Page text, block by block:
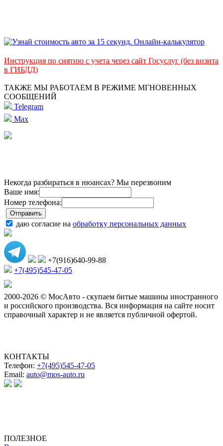
Инструкция по снятию с учета через сайт Госуслуг (без визита
в ГИБДД)
ТАКЖЕ МЫ РАБОТАЕМ В РЕЖИМЕ МГНОВЕННЫХ
СООБЩЕНИЙ
Telegram
Max
Некогда разбираться в нюансах? Мы перезвоним
Ваше имя:
Номер телефона:
даю согласие на обработку персональных данных
+7(916)640-99-88
+7(495)545-47-05
2000-2026 © МосАвто - скупаем битые машины иностранного
и российского производства. Вся информация на сайте носит
справочный характер и не является публичной офертой.
КОНТАКТЫ
Телефон: +7(495)545-47-05
Email: auto@mos-auto.ru
ПОЛЕЗНОЕ